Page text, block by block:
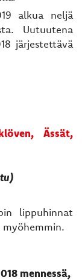
alkua neljä
Uutuutena
järjestettävä
Ässät,
lippuhinnat
mennessä,